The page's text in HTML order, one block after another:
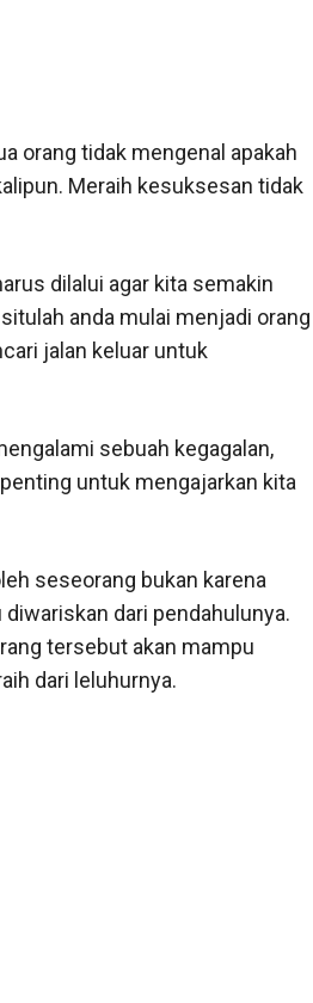
orang tidak mengenal apakah
Meraih kesuksesan tidak
dilalui agar kita semakin
anda mulai menjadi orang
jalan keluar untuk
sebuah kegagalan,
untuk mengajarkan kita
seseorang bukan karena
dari pendahulunya.
tersebut akan mampu
dari leluhurnya.